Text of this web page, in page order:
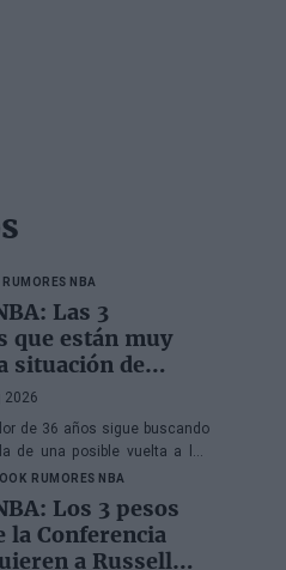
RUMORES NBA
Las 3
que están muy
situación de
2026
de 36 años sigue buscando
de una posible vuelta a los
San Antonio Spurs, mientras
también forma parte de la
RUMORES NBA
Los 3 pesos
la Conferencia
a Russell